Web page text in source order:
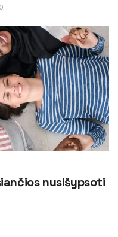
nusišypsoti